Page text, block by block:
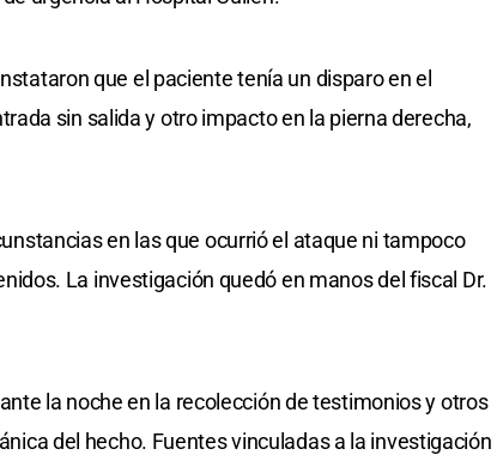
que el paciente tenía un disparo en el
sin salida y otro impacto en la pierna derecha,
en las que ocurrió el ataque ni tampoco
La investigación quedó en manos del fiscal Dr.
la noche en la recolección de testimonios y otros
del hecho. Fuentes vinculadas a la investigación